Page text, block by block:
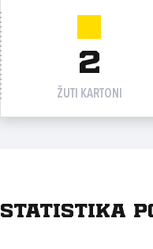
2
ŽUTI KARTONI
Statistika